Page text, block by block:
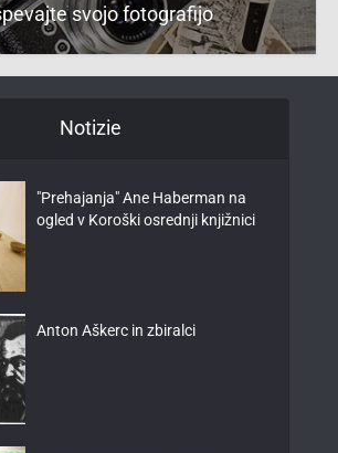
svojo fotografijo
Notizie
"Prehajanja" Ane Haberman na
ogled v Koroški osrednji knjižnici
Anton Aškerc in zbiralci